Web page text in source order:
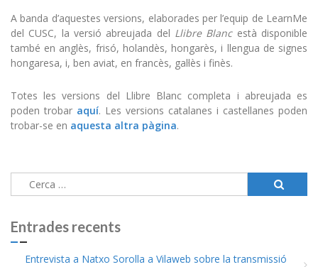
A banda d’aquestes versions, elaborades per l’equip de LearnMe
del CUSC, la versió abreujada del Llibre Blanc està disponible
també en anglès, frisó, holandès, hongarès, i llengua de signes
hongaresa, i, ben aviat, en francès, gal·lès i finès.
Totes les versions del Llibre Blanc completa i abreujada es
poden trobar aquí. Les versions catalanes i castellanes poden
trobar-se en aquesta altra pàgina.
Cerca:
Entrades recents
Entrevista a Natxo Sorolla a Vilaweb sobre la transmissió